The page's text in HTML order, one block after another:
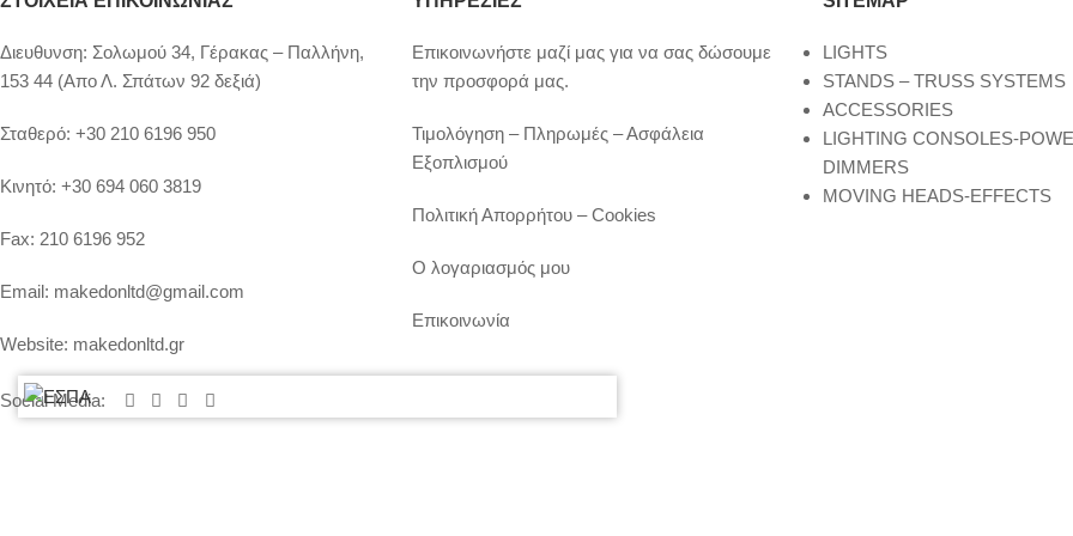
Διευθυνση: Σολωμού 34, Γέρακας – Παλλήνη,
153 44 (Απο Λ. Σπάτων 92 δεξιά)
Σταθερό: +30 210 6196 950
Κινητό: +30 694 060 3819
Fax: 210 6196 952
Email: makedonltd@gmail.com
Website: makedonltd.gr
Social Media:
Επικοινωνήστε μαζί μας για να σας δώσουμε
την προσφορά μας.
Τιμολόγηση – Πληρωμές – Ασφάλεια
Εξοπλισμού
Πολιτική Απορρήτου – Cookies
Ο λογαριασμός μου
Επικοινωνία
LIGHTS
STANDS – TRUSS SYSTEMS
ACCESSORIES
LIGHTING CONSOLES-
DIMMERS
MOVING HEADS-EFFECTS